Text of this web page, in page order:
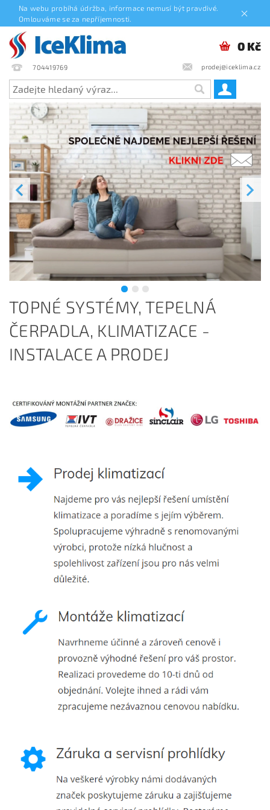
Na webu probíhá údržba, informace nemusí být pravdivé.
Omlouváme se za nepříjemnosti.
704419769 prodej@iceklima.cz
0 Kč
TOPNÉ SYSTÉMY, TEPELNÁ
ČERPADLA, KLIMATIZACE -
INSTALACE A PRODEJ